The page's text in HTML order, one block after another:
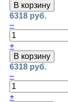
В корзину
6318 руб.
–
+
В корзину
6318 руб.
–
+